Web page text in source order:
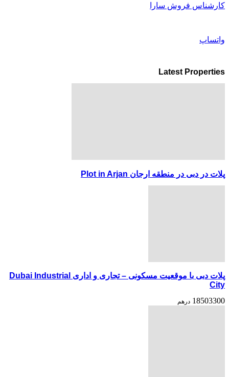
کارشناس فروش سارا
واتساپ
Latest Properties
پلات در دبی در منطقه ارجان Plot in Arjan
پلات دبی با موقعیت مسکونی – تجاری و اداری Dubai Industrial
City
18503300 درهم